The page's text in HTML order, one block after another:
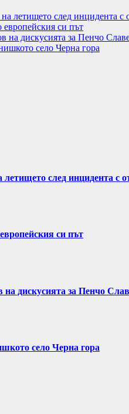
летището след инцидента с
си път
на дискусията за Пенчо
село Черна гора
след инцидента с
си път
дискусията за Пенчо
село Черна гора